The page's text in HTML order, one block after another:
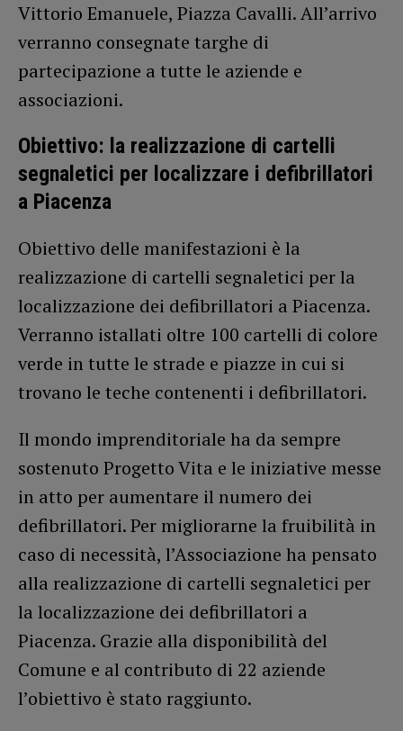
Vittorio Emanuele, Piazza Cavalli. All’arrivo
verranno consegnate targhe di
partecipazione a tutte le aziende e
associazioni.
Obiettivo: la realizzazione di cartelli
segnaletici per localizzare i defibrillatori
a Piacenza
Obiettivo delle manifestazioni è la
realizzazione di cartelli segnaletici per la
localizzazione dei defibrillatori a Piacenza.
Verranno istallati oltre 100 cartelli di colore
verde in tutte le strade e piazze in cui si
trovano le teche contenenti i defibrillatori.
Il mondo imprenditoriale ha da sempre
sostenuto Progetto Vita e le iniziative messe
in atto per aumentare il numero dei
defibrillatori. Per migliorarne la fruibilità in
caso di necessità, l’Associazione ha pensato
alla realizzazione di cartelli segnaletici per
la localizzazione dei defibrillatori a
Piacenza. Grazie alla disponibilità del
Comune e al contributo di 22 aziende
l’obiettivo è stato raggiunto.